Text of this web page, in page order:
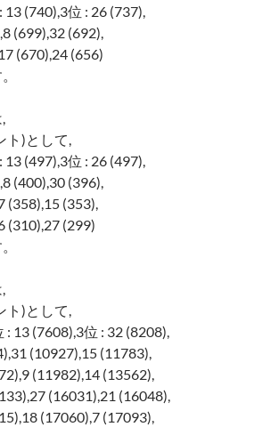
13 (740),3位 : 26 (737),
(699),32 (692),
(670),24 (656)
ト)として,
13 (497),3位 : 26 (497),
(400),30 (396),
(358),15 (353),
(310),27 (299)
ト)として,
: 13 (7608),3位 : 32 (8208),
(10927),15 (11783),
(11982),14 (13562),
(16031),21 (16048),
(17060),7 (17093),